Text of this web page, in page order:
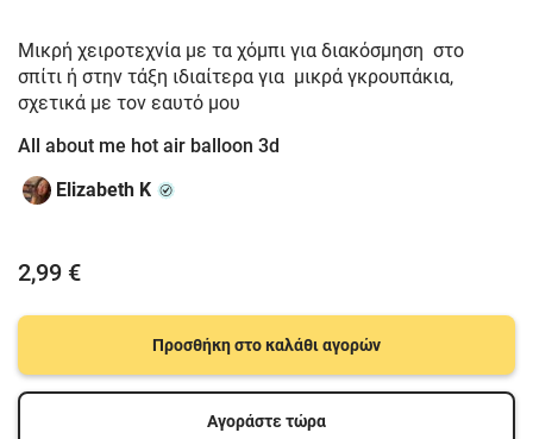
Μικρή χειροτεχνία με τα χόμπι για διακόσμηση στο
σπίτι ή στην τάξη ιδιαίτερα για μικρά γκρουπάκια,
σχετικά με τον εαυτό μου
All about me hot air balloon 3d
Elizabeth K
2,99 €
Προσθήκη στο καλάθι αγορών
Αγοράστε τώρα